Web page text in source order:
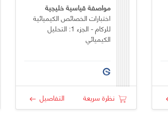
مواصفة قياسية خليجية
اختبارات الخصائص الكيميائية
للركام - الجزء 1: التحليل
الكيميائي
نظرة سريعة التفاصيل